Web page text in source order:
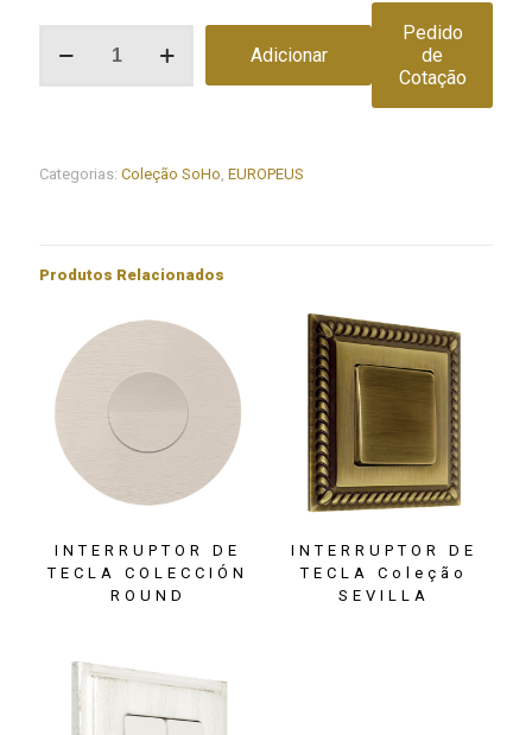
Adicionar
Pedido
de
Cotação
Categorias: Coleção SoHo, EUROPEUS
Produtos Relacionados
INTERRUPTOR DE
TECLA COLECCIÓN
ROUND
INTERRUPTOR DE
TECLA Coleção
SEVILLA